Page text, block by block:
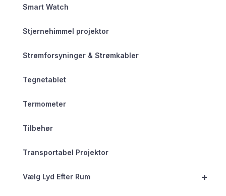
Smart Watch
Stjernehimmel projektor
Strømforsyninger & Strømkabler
Tegnetablet
Termometer
Tilbehør
Transportabel Projektor
+
Vælg Lyd Efter Rum